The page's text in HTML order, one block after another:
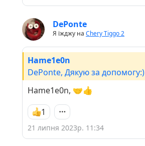
DePonte
Я їжджу на Chery Tiggo 2
Hame1e0n
DePonte, Дякую за допомогу:)
Hame1e0n, 🤝👍
1
21 липня 2023р. 11:34